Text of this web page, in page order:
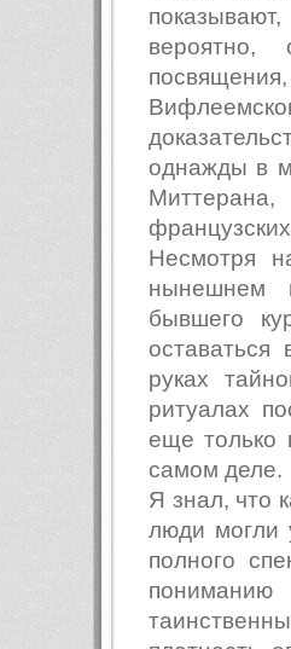
однажды в
Несмотря
нынешнем
бывшего
руках
ритуалах
еще только
самом деле.
Я знал, что
люди могли
полного